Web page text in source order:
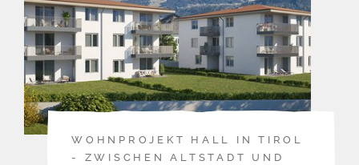
WOHNPROJEKT HALL IN TIROL
- ZWISCHEN ALTSTADT UND